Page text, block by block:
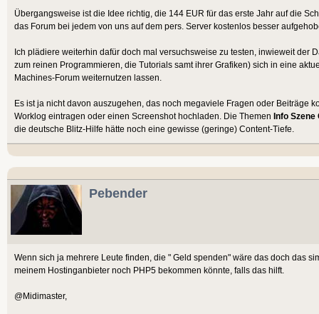
Übergangsweise ist die Idee richtig, die 144 EUR für das erste Jahr auf die
das Forum bei jedem von uns auf dem pers. Server kostenlos besser
Ich plädiere weiterhin dafür doch mal versuchsweise zu testen, inwieweit der
zum reinen Programmieren, die Tutorials samt ihrer Grafiken) sich in eine
Machines-Forum weiternutzen lassen.
Es ist ja nicht davon auszugehen, das noch megaviele Fragen oder Beiträge
Worklog eintragen oder einen Screenshot hochladen. Die Themen Info Szene
die deutsche Blitz-Hilfe hätte noch eine gewisse (geringe) Content-Tiefe.
Pebender
Wenn sich ja mehrere Leute finden, die " Geld spenden" wäre das doch das
meinem Hostinganbieter noch PHP5 bekommen könnte, falls das hilft.
@Midimaster,